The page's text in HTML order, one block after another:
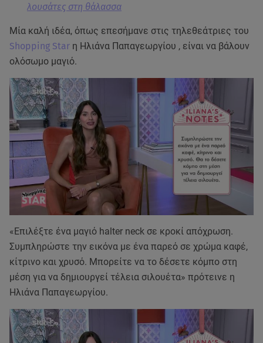
λουσάτες στη θάλασσα
Μία καλή ιδέα, όπως επεσήμανε στις τηλεθεάτριες του
Shopping Star η Ηλιάνα Παπαγεωργίου , είναι να βάλουν
ολόσωμο μαγιό.
«Επιλέξτε ένα μαγιό halter neck σε κροκί απόχρωση.
Συμπληρώστε την εικόνα με ένα παρεό σε χρώμα καφέ,
κίτρινο και χρυσό. Μπορείτε να το δέσετε κόμπο στη
μέση για να δημιουργεί τέλεια σιλουέτα» πρότεινε η
Ηλιάνα Παπαγεωργίου.